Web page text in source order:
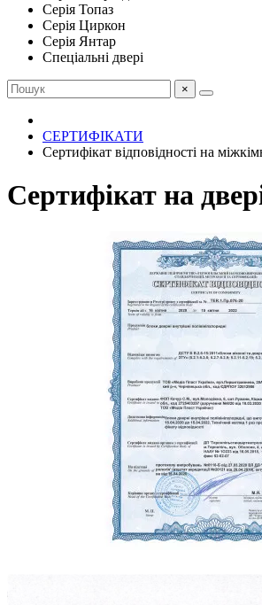
Серія Топаз
Серія Циркон
Серія Янтар
Спеціальні двері
×
СЕРТИФІКАТИ
Сертифікат відповідності на
Сертифікат на